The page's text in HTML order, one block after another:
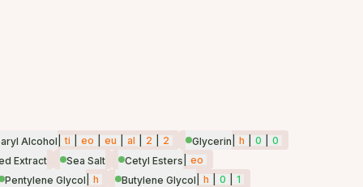
Alcohol ti eo eu al 2 2 Glycerin h 0
0
Extract Sea Salt Cetyl Esters
eo
Pentylene Glycol h Butylene Glycol h 0
1